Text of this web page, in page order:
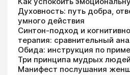
Духовность: путь добра,
умного действия
Синтон-подход и
терапия: сравнительный
Обида: инструкция по
Три принципа мудрых людей
Манифест послушания